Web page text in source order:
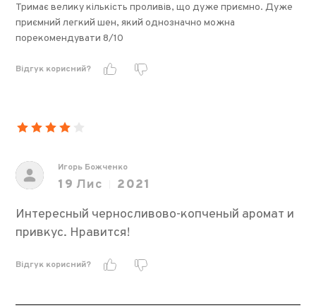
Тримає велику кількість проливів, що дуже приємно. Дуже
приємний легкий шен, який однозначно можна
порекомендувати 8/10
Відгук корисний?
Игорь Божченко
19 Лис
2021
Интересный черносливово-копченый аромат и
привкус. Нравится!
Відгук корисний?